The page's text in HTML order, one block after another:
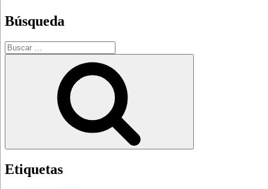
Búsqueda
Buscar
por:
Etiquetas